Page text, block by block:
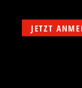
JETZT